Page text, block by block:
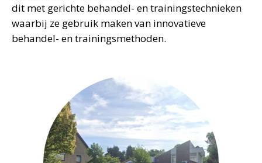
dit met gerichte behandel- en trainingstechnieken
waarbij ze gebruik maken van innovatieve
behandel- en trainingsmethoden.